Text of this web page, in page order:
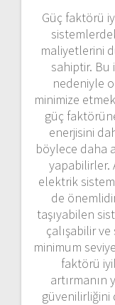
Güç faktörü
maliyetlerini
sahiptir. Bu
nedeniyle
minimize
güç
enerjisini
böylece daha
yapabilirler.
elektrik
de
taşıyabilen
çalışabilir
minimum
faktörü
artırmanın
güvenilirliğini